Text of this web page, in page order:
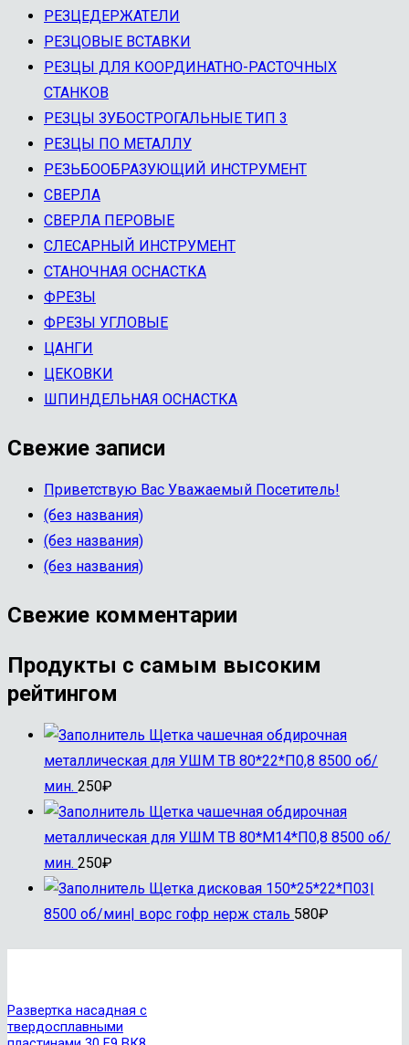
РЕЗЦЕДЕРЖАТЕЛИ
РЕЗЦОВЫЕ ВСТАВКИ
РЕЗЦЫ ДЛЯ КООРДИНАТНО-РАСТОЧНЫХ
СТАНКОВ
РЕЗЦЫ ЗУБОСТРОГАЛЬНЫЕ ТИП 3
РЕЗЦЫ ПО МЕТАЛЛУ
РЕЗЬБООБРАЗУЮЩИЙ ИНСТРУМЕНТ
СВЕРЛА
СВЕРЛА ПЕРОВЫЕ
СЛЕСАРНЫЙ ИНСТРУМЕНТ
СТАНОЧНАЯ ОСНАСТКА
ФРЕЗЫ
ФРЕЗЫ УГЛОВЫЕ
ЦАНГИ
ЦЕКОВКИ
ШПИНДЕЛЬНАЯ ОСНАСТКА
Свежие записи
Приветствую Вас Уважаемый Посетитель!
(без названия)
(без названия)
(без названия)
Свежие комментарии
Продукты с самым высоким
рейтингом
Щетка чашечная обдирочная
металлическая для УШМ ТВ 80*22*П0,8 8500 об/
мин. 250₽
Щетка чашечная обдирочная
металлическая для УШМ ТВ 80*М14*П0,8 8500 об/
мин. 250₽
Щетка дисковая 150*25*22*П03|
8500 об/мин| ворс гофр нерж сталь 580₽
Развертка насадная с
твердосплавными